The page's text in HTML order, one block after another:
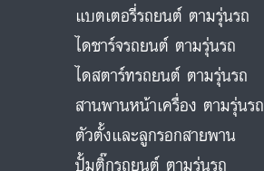
แบตเตอรี่รถยนต์ ตามรุ่นรถ
ไดชาร์จรถยนต์ ตามรุ่นรถ
ไดสตาร์ทรถยนต์ ตามรุ่นรถ
สานพานหน้าเครื่อง ตามรุ่นรถ
ตัวตั้งและลูกรอกสายพาน
ปั้มติ๊กรถยนต์ ตามรุ่นรถ